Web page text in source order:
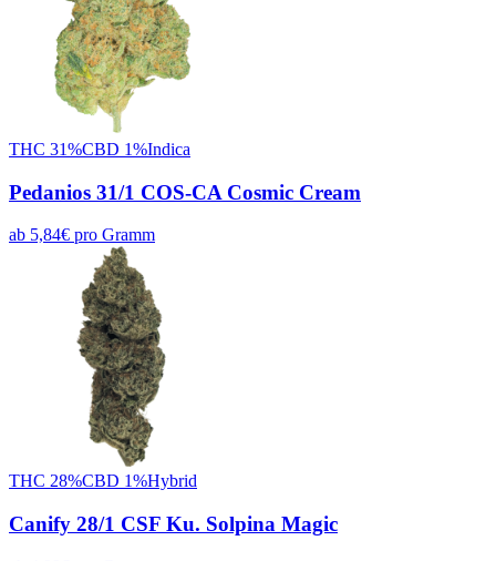
THC 31%CBD 1%Indica
Pedanios 31/1 COS-CA Cosmic Cream
ab 5,84€ pro Gramm
THC 28%CBD 1%Hybrid
Canify 28/1 CSF Ku. Solpina Magic